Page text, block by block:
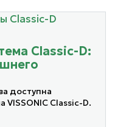
Classic-D:
доступна
Classic-D.